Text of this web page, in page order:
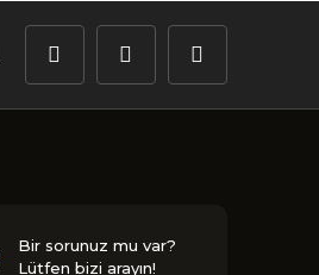
Bir sorunuz mu var?
Lütfen bizi arayın!